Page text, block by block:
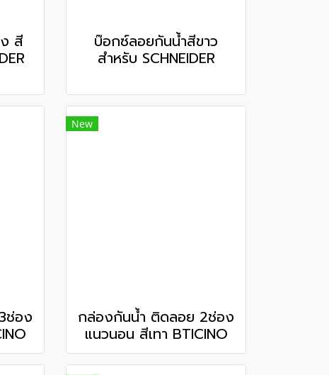
สี
บ๊อกซ์ลอยกันน้ำสีขาว
สำหรับ SCHNEIDER
ช่อง
New
กล่องกันน้ำ ติดลอย 2ช่อง
แนวนอน สีเทา BTICINO